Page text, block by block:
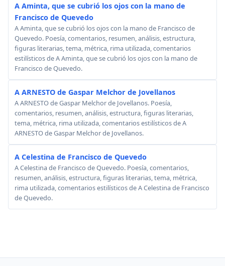
A Aminta, que se cubrió los ojos con la mano de
Francisco de Quevedo
A Aminta, que se cubrió los ojos con la mano de Francisco de
Quevedo. Poesía, comentarios, resumen, análisis, estructura,
figuras literarias, tema, métrica, rima utilizada, comentarios
estilísticos de A Aminta, que se cubrió los ojos con la mano de
Francisco de Quevedo.
A ARNESTO de Gaspar Melchor de Jovellanos
A ARNESTO de Gaspar Melchor de Jovellanos. Poesía,
comentarios, resumen, análisis, estructura, figuras literarias,
tema, métrica, rima utilizada, comentarios estilísticos de A
ARNESTO de Gaspar Melchor de Jovellanos.
A Celestina de Francisco de Quevedo
A Celestina de Francisco de Quevedo. Poesía, comentarios,
resumen, análisis, estructura, figuras literarias, tema, métrica,
rima utilizada, comentarios estilísticos de A Celestina de Francisco
de Quevedo.